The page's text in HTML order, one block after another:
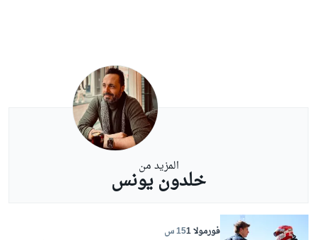
المزيد من
خلدون يونس
فورمولا 1 15 س